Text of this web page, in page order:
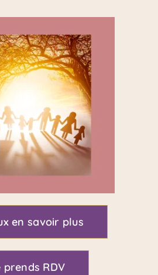
en savoir plus
prends RDV